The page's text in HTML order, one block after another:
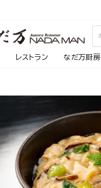
レストラン なだ万厨房